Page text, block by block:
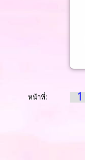
หน้าที่: 1